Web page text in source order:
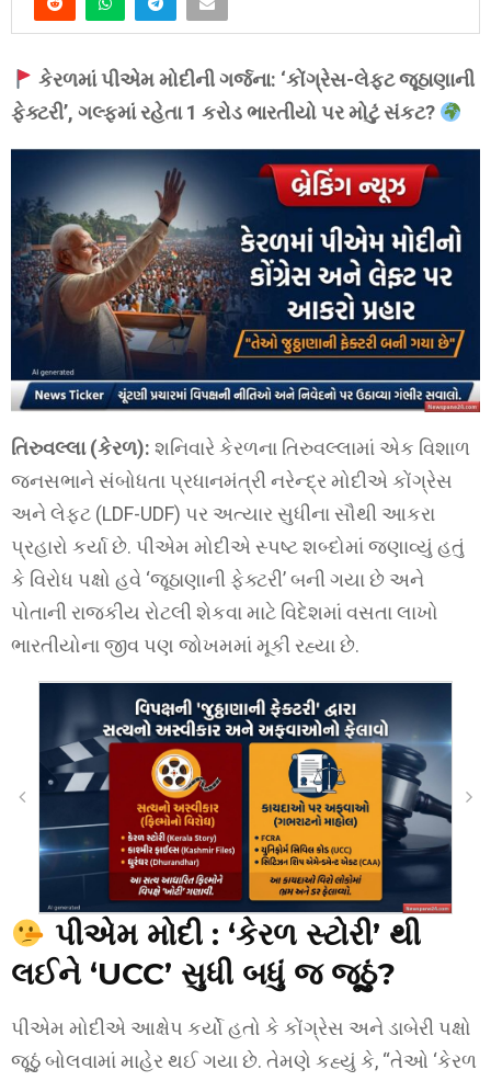
કેરળમાં પીએમ મોદીની ગર્જના: ‘કોંગ્રેસ-લેફ્ટ જૂઠાણાની
ફેક્ટરી’, ગલ્ફમાં રહેતા 1 કરોડ ભારતીયો પર મોટું સંકટ?
તિરુવલ્લા (કેરળ): શનિવારે કેરળના તિરુવલ્લામાં એક વિશાળ
જનસભાને સંબોધતા પ્રધાનમંત્રી નરેન્દ્ર મોદીએ કોંગ્રેસ
અને લેફ્ટ (LDF-UDF) પર અત્યાર સુધીના સૌથી આકરા
પ્રહારો કર્યા છે. પીએમ મોદીએ સ્પષ્ટ શબ્દોમાં જણાવ્યું હતું
કે વિરોધ પક્ષો હવે ‘જૂઠાણાની ફેક્ટરી’ બની ગયા છે અને
પોતાની રાજકીય રોટલી શેકવા માટે વિદેશમાં વસતા લાખો
ભારતીયોના જીવ પણ જોખમમાં મૂકી રહ્યા છે.
પીએમ મોદી : ‘કેરળ સ્ટોરી’ થી
લઈને ‘UCC’ સુધી બધું જ જૂઠું?
પીએમ મોદીએ આક્ષેપ કર્યો હતો કે કોંગ્રેસ અને ડાબેરી પક્ષો
જૂઠું બોલવામાં માહેર થઈ ગયા છે. તેમણે કહ્યું કે, “તેઓ ‘કેરળ